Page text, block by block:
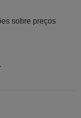
sobre preços